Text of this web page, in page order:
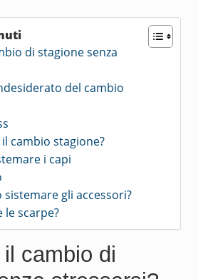
di stagione senza
del cambio
cambio stagione?
i capi
sistemare gli accessori?
le scarpe?
cambio di